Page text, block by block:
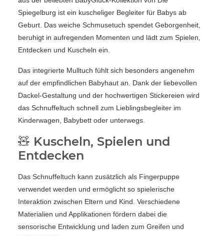
Spiegelburg ist ein kuscheliger Begleiter für Babys ab
Geburt. Das weiche Schmusetuch spendet Geborgenheit,
beruhigt in aufregenden Momenten und lädt zum Spielen,
Entdecken und Kuscheln ein.
Das integrierte Mulltuch fühlt sich besonders angenehm
auf der empfindlichen Babyhaut an. Dank der liebevollen
Dackel-Gestaltung und der hochwertigen Stickereien wird
das Schnuffeltuch schnell zum Lieblingsbegleiter im
Kinderwagen, Babybett oder unterwegs.
🧸 Kuscheln, Spielen und
Entdecken
Das Schnuffeltuch kann zusätzlich als Fingerpuppe
verwendet werden und ermöglicht so spielerische
Interaktion zwischen Eltern und Kind. Verschiedene
Materialien und Applikationen fördern dabei die
sensorische Entwicklung und laden zum Greifen und